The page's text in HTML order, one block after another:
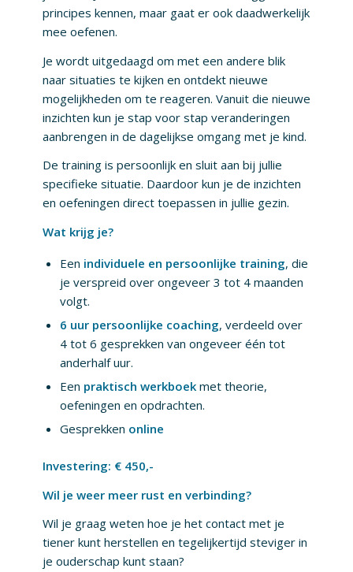
principes kennen, maar gaat er ook daadwerkelijk
mee oefenen.
Je wordt uitgedaagd om met een andere blik
naar situaties te kijken en ontdekt nieuwe
mogelijkheden om te reageren. Vanuit die nieuwe
inzichten kun je stap voor stap veranderingen
aanbrengen in de dagelijkse omgang met je kind.
De training is persoonlijk en sluit aan bij jullie
specifieke situatie. Daardoor kun je de inzichten
en oefeningen direct toepassen in jullie gezin.
Wat krijg je?
Een individuele en persoonlijke training, die
je verspreid over ongeveer 3 tot 4 maanden
volgt.
6 uur persoonlijke coaching, verdeeld over
4 tot 6 gesprekken van ongeveer één tot
anderhalf uur.
Een praktisch werkboekmet theorie,
oefeningen en opdrachten.
Gesprekken online
Investering: € 450,-
Wil je weer meer rust en verbinding?
Wil je graag weten hoe je het contact met je
tiener kunt herstellen en tegelijkertijd steviger in
je ouderschap kunt staan?